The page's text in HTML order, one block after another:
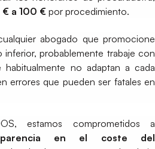
a 100 € por procedimiento.
abogado que promocione
probablemente trabaje con
habitualmente no adaptan a cada
errores que pueden ser fatales en
estamos comprometidos a
en el coste del